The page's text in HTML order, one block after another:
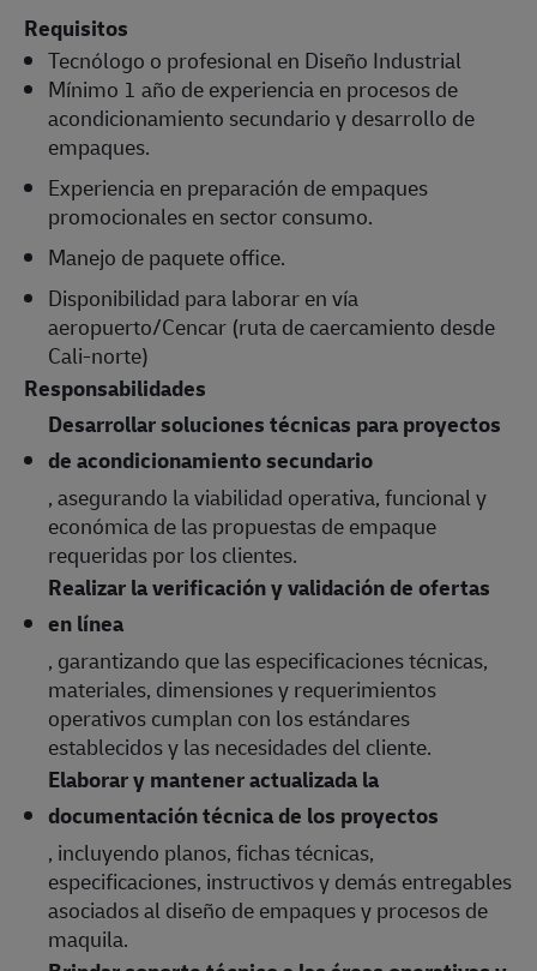
Requisitos
Tecnólogo o profesional en Diseño Industrial
Mínimo 1 año de experiencia en procesos de
acondicionamiento secundario y desarrollo de
empaques.
Experiencia en preparación de empaques
promocionales en sector consumo.
Manejo de paquete office.
Disponibilidad para laborar en vía
aeropuerto/Cencar (ruta de caercamiento desde
Cali-norte)
Responsabilidades
Desarrollar soluciones técnicas para proyectos
de acondicionamiento secundario
, asegurando la viabilidad operativa, funcional y
económica de las propuestas de empaque
requeridas por los clientes.
Realizar la verificación y validación de ofertas
en línea
, garantizando que las especificaciones técnicas,
materiales, dimensiones y requerimientos
operativos cumplan con los estándares
establecidos y las necesidades del cliente.
Elaborar y mantener actualizada la
documentación técnica de los proyectos
, incluyendo planos, fichas técnicas,
especificaciones, instructivos y demás entregables
asociados al diseño de empaques y procesos de
maquila.